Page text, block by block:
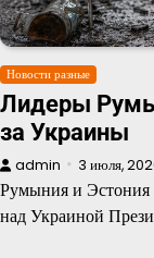
Новости разные
Лидеры
за Украины
admin 3 июля,
Румыния и Эстония
над Украиной